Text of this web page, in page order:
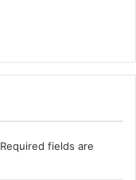
Required fields are